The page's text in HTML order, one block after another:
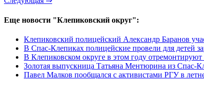
Еще новости "Клепиковский округ":
Клепиковский полицейский Александр Баранов
В Спас-Клепиках полицейские провели для детей
В Клепиковском округе в этом году
Золотая выпускница Татьяна Ментюрина из Спас-
Павел Малков пообщался с активистами РГУ в